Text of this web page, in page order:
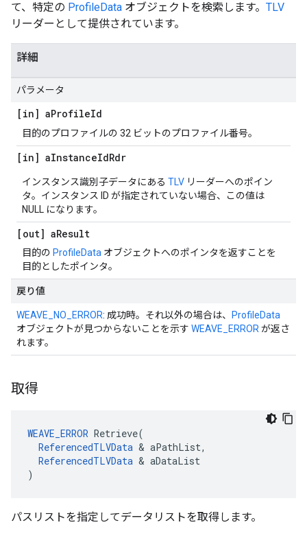
て、特定の ProfileData オブジェクトを検索します。 TLV
リーダーとして提供されています。
詳細
パラメータ
[in] aProfileId
目的のプロファイルの 32 ビットのプロファイル番号。
[in] aInstanceIdRdr
インスタンス識別子データにある TLV リーダーへのポイン
タ。インスタンス ID が指定されていない場合、この値は
NULL になります。
[out] aResult
目的の ProfileData オブジェクトへのポインタを返すことを
目的としたポインタ。
戻り値
WEAVE_NO_ERROR: 成功時。それ以外の場合は、
ProfileData
オブジェクトが見つからないことを示す WEAVE_ERROR が返さ
れます。
取得
WEAVE_ERROR Retrieve(
ReferencedTLVData & aPathList,
ReferencedTLVData & aDataList
)
パスリストを指定してデータリストを取得します。